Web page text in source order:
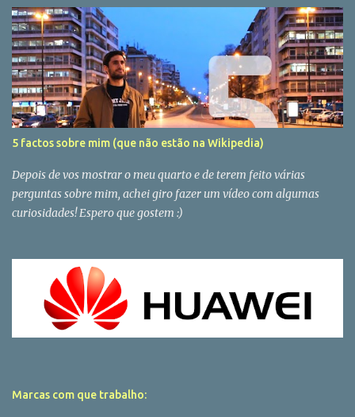
5 factos sobre mim (que não estão na Wikipedia)
Depois de vos mostrar o meu quarto e de terem feito várias
perguntas sobre mim, achei giro fazer um vídeo com algumas
curiosidades! Espero que gostem :)
Marcas com que trabalho: